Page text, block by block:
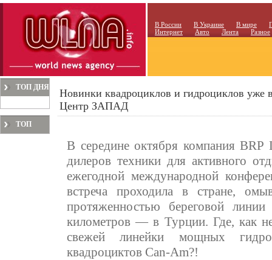
В России В Украине В мире
Интернет
Авто Лента Разное
ТОП ДНЯ
ТОП
Новинки квадроциклов и гидроциклов уже
Центр ЗАПАД
В середине октября компания
дилеров техники для активного
ежегодной международной
встреча проходила в стране,
протяженностью береговой
километров — в Турции. Где, как
свежей линейки мощных
квадроциктов Can-Am?!